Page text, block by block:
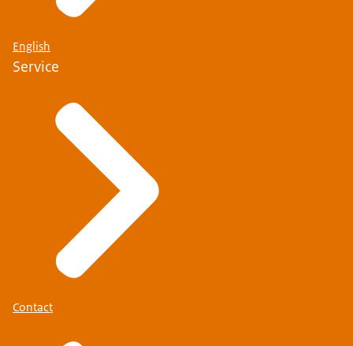
English
Service
Contact